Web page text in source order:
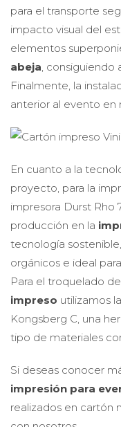
para el transporte
impacto visual del
elementos
abeja, consiguiendo
Finalmente, la
anterior al evento en
En cuanto a la
proyecto, para la
impresora Durst Rho
producción en la
tecnología
orgánicos e ideal
Para el troquelado
impreso utilizamos
Kongsberg C, una
tipo de materiales
Si deseas conocer
impresión para
realizados en cartón